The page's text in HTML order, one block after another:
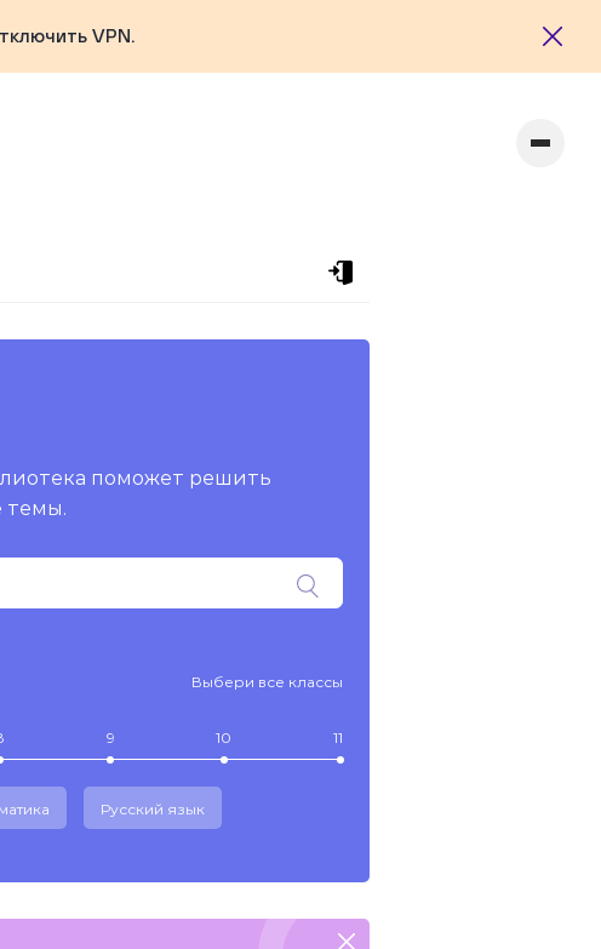
VPN.
поможет решить
темы.
Выбери все классы
9 10 11
Русский язык